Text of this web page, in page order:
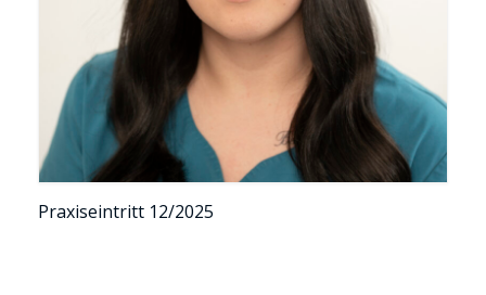
Pra­xis­ein­tritt 12/2025